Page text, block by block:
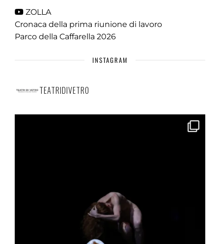
ZOLLA
Cronaca della prima riunione di lavoro
Parco della Caffarella 2026
INSTAGRAM
TEATRIDIVETRO